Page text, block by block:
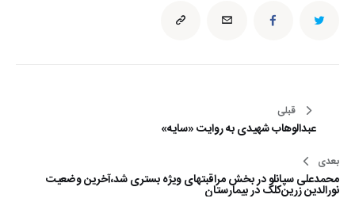
راهبری
نوشته
قبلی
عبدالوهاب شهیدی به روایت «سایه»
بعدی
محمدعلی سپانلو در بخش مراقبتهای ویژه بستری شد،آخرین وضعیت
نورالدین زرین‌کلک در بیمارستان